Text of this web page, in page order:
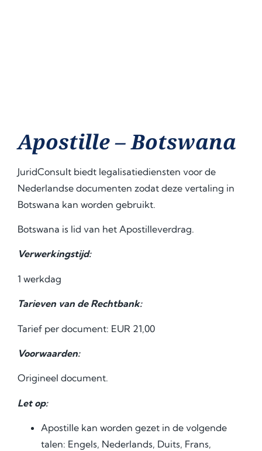
Apostille – Botswana
JuridConsult biedt legalisatiediensten voor de
Nederlandse documenten zodat deze vertaling in
Botswana kan worden gebruikt.
Botswana is lid van het Apostilleverdrag.
Verwerkingstijd:
1 werkdag
Tarieven van de Rechtbank:
Tarief per document: EUR 21,00
Voorwaarden:
Origineel document.
Let op:
Apostille kan worden gezet in de volgende
talen: Engels, Nederlands, Duits, Frans,